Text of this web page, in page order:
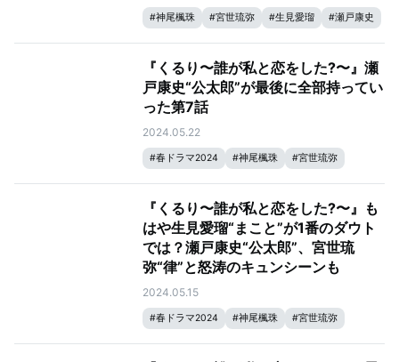
#神尾楓珠 #宮世琉弥 #生見愛瑠 #瀬戸康史
『くるり〜誰が私と恋をした?〜』瀬
戸康史“公太郎”が最後に全部持ってい
った第7話
2024.05.22
#春ドラマ2024 #神尾楓珠 #宮世琉弥
『くるり〜誰が私と恋をした?〜』も
はや生見愛瑠“まこと”が1番のダウト
では？瀬戸康史“公太郎”、宮世琉
弥“律”と怒涛のキュンシーンも
2024.05.15
#春ドラマ2024 #神尾楓珠 #宮世琉弥